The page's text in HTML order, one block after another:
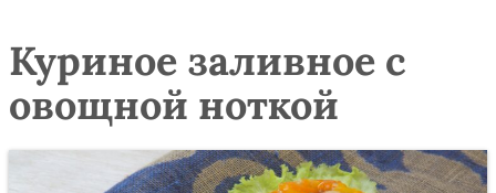
Куриное заливное с
овощной ноткой